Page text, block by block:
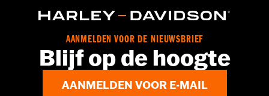
AANMELDEN VOOR DE NIEUWSBRIEF
Blijf op de hoogte
AANMELDEN VOOR E-MAIL